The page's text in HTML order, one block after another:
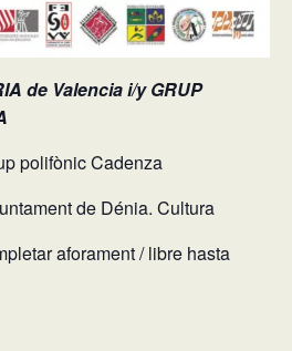
de Valencia i/y GRUP
polifònic Cadenza
de Dénia. Cultura
aforament / libre hasta